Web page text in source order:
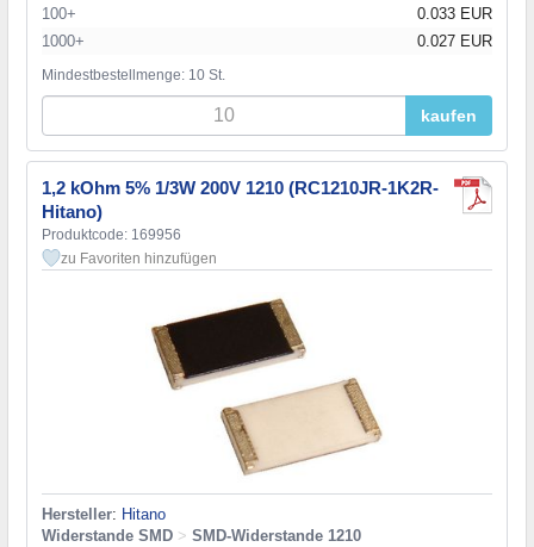
100+
0.033 EUR
1000+
0.027 EUR
Mindestbestellmenge: 10 St.
kaufen
1,2 kOhm 5% 1/3W 200V 1210 (RC1210JR-1K2R-
Hitano)
Produktcode: 169956
zu Favoriten hinzufügen
Hersteller: Hitano
Widerstande SMD > SMD-Widerstande 1210